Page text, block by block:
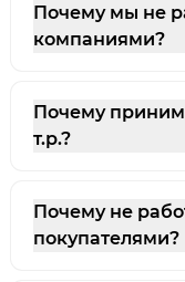
Почему мы не
компаниями?
Почему
т.р.?
Почему не
покупателями?